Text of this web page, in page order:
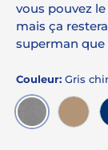
vous pouvez
mais ça
superman que
Couleur: Gris
GRIS CHINÉ